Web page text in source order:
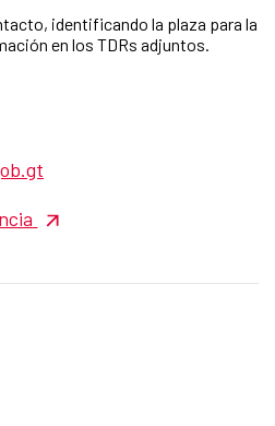
identificando la plaza para la
en los TDRs adjuntos.